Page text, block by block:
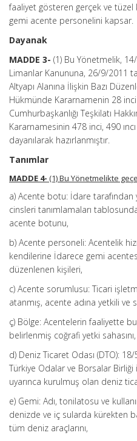
faaliyet gösteren gerçek ve
gemi acente personelini kapsar.
Dayanak
MADDE 3- (1) Bu Yönetmelik,
Limanlar Kanununa, 26/9/2011
Altyapı Alanına İlişkin Bazı
Hükmünde Kararnamenin 28 inci
Cumhurbaşkanlığı Teşkilatı
Kararnamesinin 478 inci, 490
dayanılarak hazırlanmıştır.
Tanımlar
MADDE 4- (1) Bu Yönetmelikte
a) Acente botu: İdare tarafından
cinsleri tanımlamaları
acente botunu,
b) Acente personeli: Acentelik
kendilerine İdarece gemi
düzenlenen kişileri,
c) Acente sorumlusu: Ticari
atanmış, acente adına yetkili ve
ç) Bölge: Acentelerin faaliyette
belirlenmiş coğrafi yetki sahasını,
d) Deniz Ticaret Odası (DTO):
Türkiye Odalar ve Borsalar
uyarınca kurulmuş olan deniz
e) Gemi: Adı, tonilatosu ve
denizde ve iç sularda kürekten
tüm deniz araçlarını,